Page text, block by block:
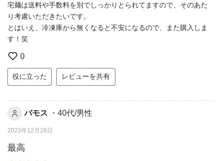
宅麺は送料や手数料を別でしっかりとられてますので、そのあた
り考慮いただきたいです。
とはいえ、冷凍庫から無くなると不安になるので、また購入しま
す！笑
0
役に立った レビューを共有
バモス ・40代/男性
2023年12月28日
最高